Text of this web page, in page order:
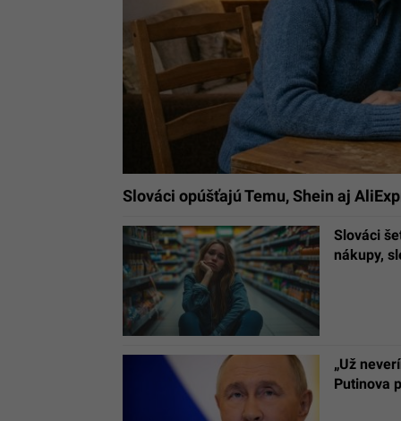
Slováci opúšťajú Temu, Shein aj
Slováci
nákupy,
„Už
Putinova